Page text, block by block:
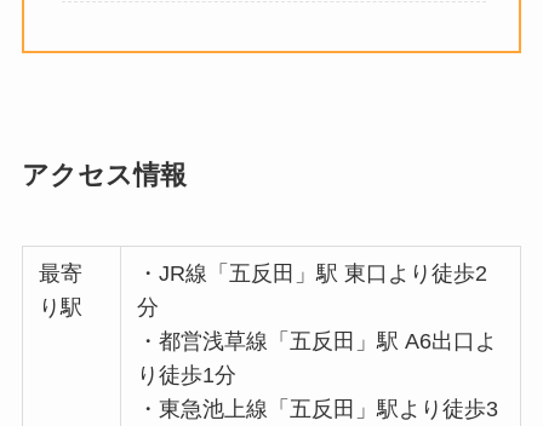
アクセス情報
最寄
り駅
・JR線「五反田」駅 東口より徒歩2
分
・都営浅草線「五反田」駅 A6出口よ
り徒歩1分
・東急池上線「五反田」駅より徒歩3